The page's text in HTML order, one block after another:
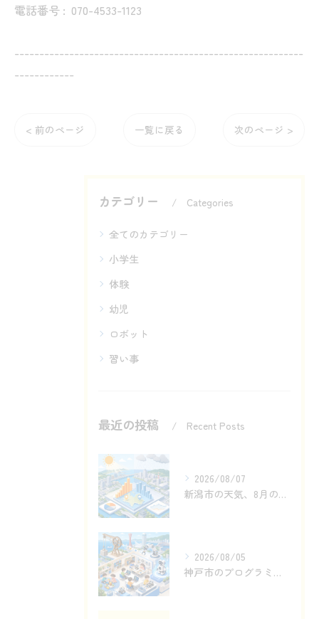
電話番号 : 070-4533-1123
----------------------------------------------------------
------------
< 前のページ 一覧に戻る 次のページ >
カテゴリー Categories
全てのカテゴリー
小学生
体験
幼児
ロボット
習い事
最近の投稿 Recent Posts
2026/08/07
新潟市の天気、8月の晴れ雨差をどう見るか
2026/08/05
神戸市のプログラミング教室で滑車からロボットへ